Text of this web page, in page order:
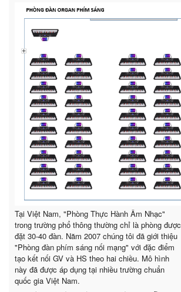
Tại Việt Nam, "Phòng Thực Hành Âm Nhạc"
trong trường phổ thông thường chỉ là phòng được
đặt 30-40 đàn. Năm 2007 chúng tôi đã giới thiệu
"Phòng đàn phím sáng nối mạng" với đặc điểm
tạo kết nối GV và HS theo hai chiều. Mô hình
này đã được áp dụng tại nhiều trường chuẩn
quốc gia Việt Nam.